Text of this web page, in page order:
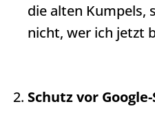
die alten Kumpels,
nicht, wer ich jetzt
Schutz vor